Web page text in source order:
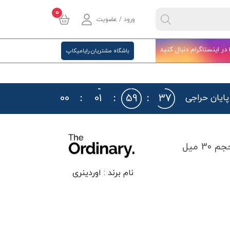
ورود / عضویت
0
در اینستاگرام دنبال کنید باشگاه مشتریان رایامیکاپ
پایان حراجی 00 : 01 : 59 : 36
نام برند : اوردینری